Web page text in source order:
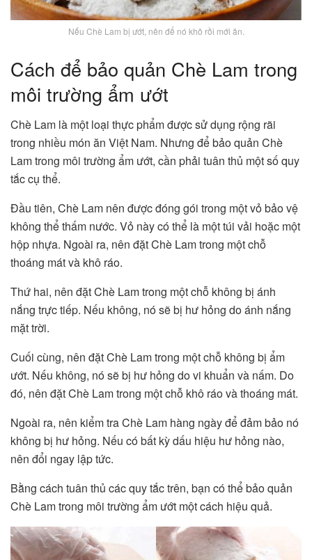
Nếu Chè Lam bị ướt, nên để nó khô rồi mới ăn.
Cách để bảo quản Chè Lam trong
môi trường ẩm ướt
Chè Lam là một loại thực phẩm được sử dụng rộng rãi
trong nhiều món ăn Việt Nam. Nhưng để bảo quản Chè
Lam trong môi trường ẩm ướt, cần phải tuân thủ một số quy
tắc cụ thể.
Đầu tiên, Chè Lam nên được đóng gói trong một vỏ bảo vệ
không thể thấm nước. Vỏ này có thể là một túi vải hoặc một
hộp nhựa. Ngoài ra, nên đặt Chè Lam trong một chỗ
thoáng mát và khô ráo.
Thứ hai, nên đặt Chè Lam trong một chỗ không bị ánh
nắng trực tiếp. Nếu không, nó sẽ bị hư hỏng do ánh nắng
mặt trời.
Cuối cùng, nên đặt Chè Lam trong một chỗ không bị ẩm
ướt. Nếu không, nó sẽ bị hư hỏng do vi khuẩn và nấm. Do
đó, nên đặt Chè Lam trong một chỗ khô ráo và thoáng mát.
Ngoài ra, nên kiểm tra Chè Lam hàng ngày để đảm bảo nó
không bị hư hỏng. Nếu có bất kỳ dấu hiệu hư hỏng nào,
nên đổi ngay lập tức.
Bằng cách tuân thủ các quy tắc trên, bạn có thể bảo quản
Chè Lam trong môi trường ẩm ướt một cách hiệu quả.